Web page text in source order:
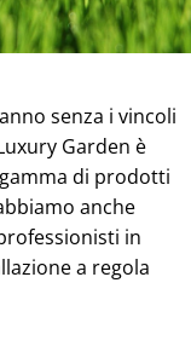
senza i vincoli
Garden è
di prodotti
anche
in
a regola